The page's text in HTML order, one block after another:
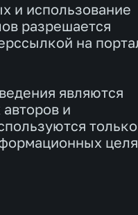
и использование
разрешается
на
являются
и